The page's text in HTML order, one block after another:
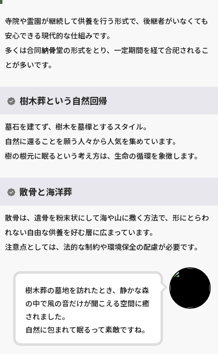
寺院や霊園が継続して供養を行う形式で、後継者がいなくても
安心できる現代的な仕組みです。
多くは合同納骨堂の形式をとり、一定期間を経て合祀されるこ
とが多いです。
樹木葬という自然回帰
墓石を建てず、樹木を墓標とするスタイル。
自然に還ることを願う人々から人気を集めています。
樹の根元に眠るという考え方は、生命の循環を象徴します。
散骨と海洋葬
散骨は、遺骨を粉末状にして海や山に撒く方法で、形にとらわ
れない自由な供養を好む層に広まっています。
注意点としては、法的な制約や環境保全の配慮が必要です。
樹木葬の墓地を訪れたとき、静かな森
の中で風の音だけが聞こえる空間に癒
されました。
自然に包まれて眠るって素敵ですね。